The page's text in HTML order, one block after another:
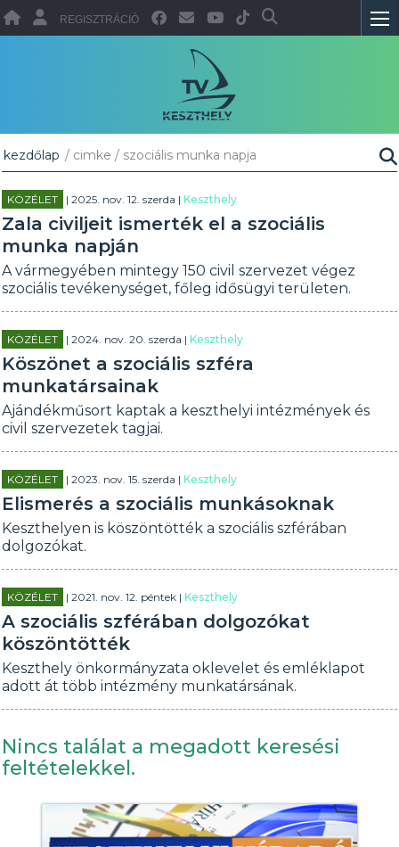
REGISZTRÁCIÓ
kezdőlap / cimke / szociális munka napja
KÖZÉLET | 2025. nov. 12. szerda |Keszthely
Zala civiljeit ismerték el a szociális
munka napján
A vármegyében mintegy 150 civil szervezet végez
szociális tevékenységet, főleg idősügyi területen.
KÖZÉLET | 2024. nov. 20. szerda |Keszthely
Köszönet a szociális szféra
munkatársainak
Ajándékműsort kaptak a keszthelyi intézmények és
civil szervezetek tagjai.
KÖZÉLET | 2023. nov. 15. szerda |Keszthely
Elismerés a szociális munkásoknak
Keszthelyen is köszöntötték a szociális szférában
dolgozókat.
KÖZÉLET | 2021. nov. 12. péntek |Keszthely
A szociális szférában dolgozókat
köszöntötték
Keszthely önkormányzata oklevelet és emléklapot
adott át több intézmény munkatársának.
Nincs találat a megadott keresési
feltételekkel.